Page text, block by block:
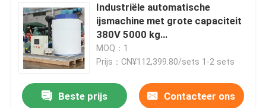
Industriële automatische
ijsmachine met grote capaciteit
380V 5000 kg
IJsspeelcapaciteit 1 tot 30 ton
per dag
MOQ：1
Prijs：CN¥112,399.80/sets 1-2 sets
Beste prijs Contacteer ons